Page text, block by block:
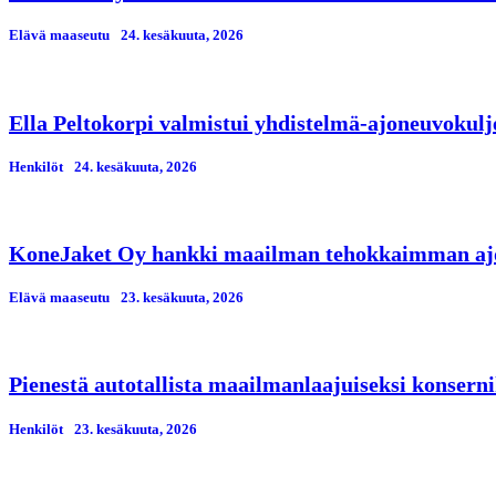
Elävä maaseutu 24. kesäkuuta, 2026
Ella Peltokorpi valmistui yhdistelmä-
Henkilöt 24. kesäkuuta, 2026
KoneJaket Oy hankki maailman tehokkaimman
Elävä maaseutu 23. kesäkuuta, 2026
Pienestä autotallista maailmanlaajuiseksi
Henkilöt 23. kesäkuuta, 2026